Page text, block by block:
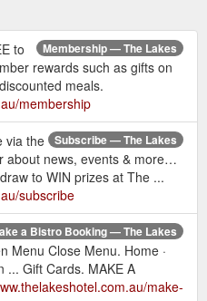
Membership — The Lakes
to
rewards such as gifts on
meals.
membership
Subscribe — The Lakes
via the
about news, events & more…
to WIN prizes at The ...
subscribe
a Bistro Booking — The Lakes
Menu Close Menu. Home ·
... Gift Cards. MAKE A
make-